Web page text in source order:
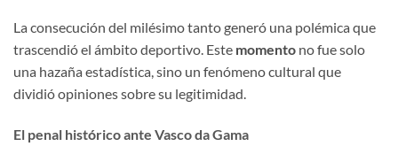
La consecución del milésimo tanto generó una polémica que
trascendió el ámbito deportivo. Este momento no fue solo
una hazaña estadística, sino un fenómeno cultural que
dividió opiniones sobre su legitimidad.
El penal histórico ante Vasco da Gama